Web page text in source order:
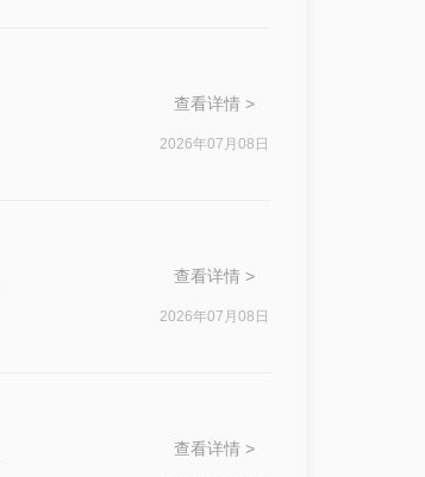
查看详情 >
2026年07月08日
查看详情 >
2026年07月08日
查看详情 >